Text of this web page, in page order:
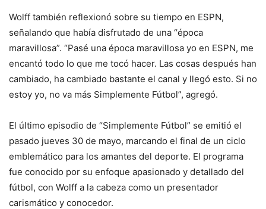
Wolff también reflexionó sobre su tiempo en ESPN,
señalando que había disfrutado de una “época
maravillosa”. “Pasé una época maravillosa yo en ESPN, me
encantó todo lo que me tocó hacer. Las cosas después han
cambiado, ha cambiado bastante el canal y llegó esto. Si no
estoy yo, no va más Simplemente Fútbol”, agregó.
El último episodio de “Simplemente Fútbol” se emitió el
pasado jueves 30 de mayo, marcando el final de un ciclo
emblemático para los amantes del deporte. El programa
fue conocido por su enfoque apasionado y detallado del
fútbol, con Wolff a la cabeza como un presentador
carismático y conocedor.